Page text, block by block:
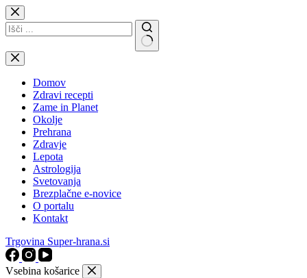
Skip
to
content
No
results
Domov
Zdravi recepti
Zame in Planet
Okolje
Prehrana
Zdravje
Lepota
Astrologija
Svetovanja
Brezplačne e-novice
O portalu
Kontakt
Trgovina Super-hrana.si
Vsebina košarice